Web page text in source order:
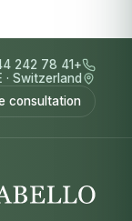
+41 78 242 5244
Switzerland
·
consultation